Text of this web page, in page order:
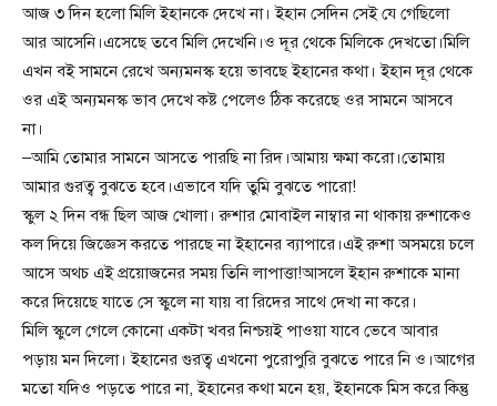
আজ ৩ দিন হলো মিলি ইহানকে দেখে না। ইহান সেদিন সেই যে গেছিলো
আর আসেনি।এসেছে তবে মিলি দেখেনি।ও দূর থেকে মিলিকে দেখতো।মিলি
এখন বই সামনে রেখে অন্যমনস্ক হয়ে ভাবছে ইহানের কথা। ইহান দূর থেকে
ওর এই অন্যমনস্ক ভাব দেখে কষ্ট পেলেও ঠিক করেছে ওর সামনে আসবে
না।
–আমি তোমার সামনে আসতে পারছি না রিদ।আমায় ক্ষমা করো।তোমায়
আমার গুরত্ব বুঝতে হবে।এভাবে যদি তুমি বুঝতে পারো!
স্কুল ২ দিন বন্ধ ছিল আজ খোলা। রুশার মোবাইল নাম্বার না থাকায় রুশাকেও
কল দিয়ে জিজ্ঞেস করতে পারছে না ইহানের ব্যাপারে।এই রুশা অসময়ে চলে
আসে অথচ এই প্রয়োজনের সময় তিনি লাপাত্তা!আসলে ইহান রুশাকে মানা
করে দিয়েছে যাতে সে স্কুলে না যায় বা রিদের সাথে দেখা না করে।
মিলি স্কুলে গেলে কোনো একটা খবর নিশ্চয়ই পাওয়া যাবে ভেবে আবার
পড়ায় মন দিলো। ইহানের গুরত্ব এখনো পুরোপুরি বুঝতে পারে নি ও।আগের
মতো যদিও পড়তে পারে না, ইহানের কথা মনে হয়, ইহানকে মিস করে কিন্তু